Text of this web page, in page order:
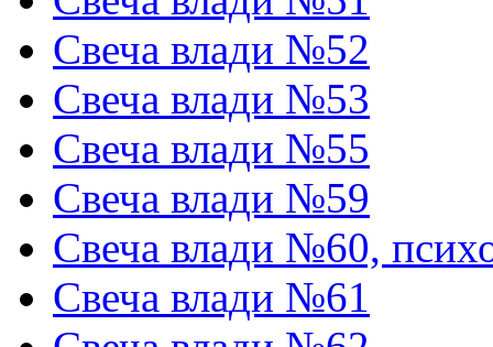
Свеча влади №52
Свеча влади №53
Свеча влади №55
Свеча влади №59
Свеча влади №60,
Свеча влади №61